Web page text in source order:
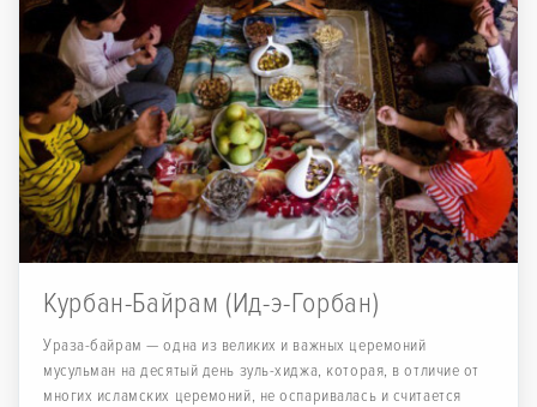
Курбан-Байрам (Ид-э-Горбан)
Ураза-байрам — одна из великих и важных церемоний
мусульман на десятый день зуль-хиджа, которая, в отличие от
многих исламских церемоний, не оспаривалась и считается